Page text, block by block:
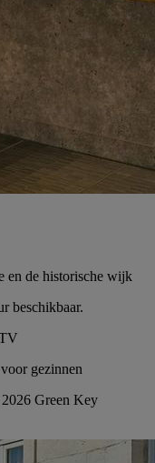
en de historische wijk
beschikbaar.
gezinnen
Green Key